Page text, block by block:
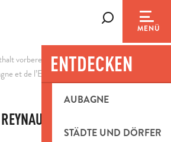
MENÜ
ENTDECKEN
AUBAGNE
STÄDTE UND DÖRFER
vorbereiten
Agenda & Ausflugsideen
et de l’Etoile
Freizeit